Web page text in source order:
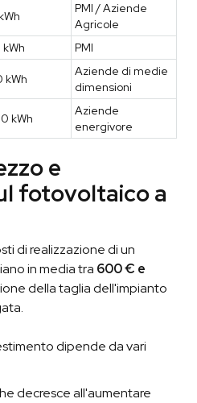
PMI / Aziende
Agricole
PMI
kWh
Aziende di medie
dimensioni
kWh
Aziende
energivore
e
fotovoltaico a
di realizzazione di un
in media tra 600 € e
della taglia dell'impianto
dipende da vari
decresce all'aumentare